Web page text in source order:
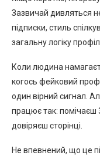
Зазвичай дивляться
підписки, стиль
загальну логіку
Коли людина
когось фейковий
один вірний сигнал.
працює так: помічаєш
довіряєш сторінці.
Не впевнений, що це